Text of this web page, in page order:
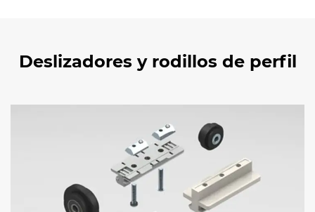
Deslizadores y rodillos de perfil